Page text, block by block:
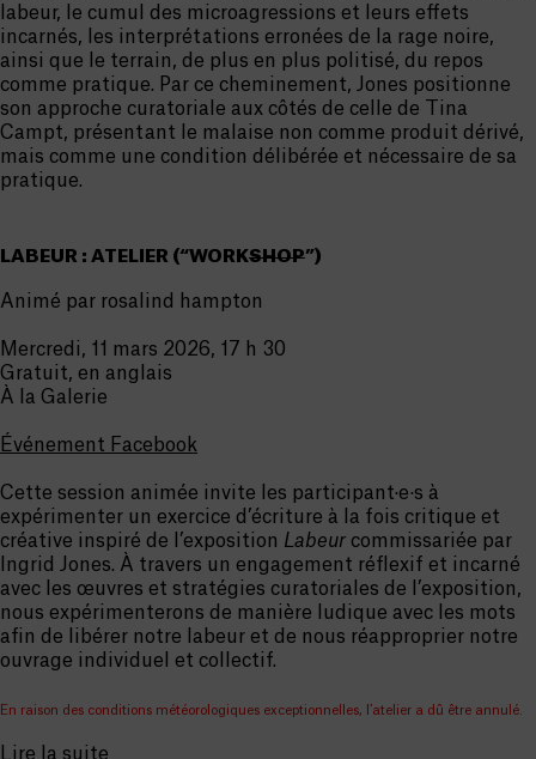
labeur, le cumul des microagressions et leurs effets
incarnés, les interprétations erronées de la rage noire,
ainsi que le terrain, de plus en plus politisé, du repos
comme pratique. Par ce cheminement, Jones positionne
son approche curatoriale aux côtés de celle de Tina
Campt, présentant le malaise non comme produit dérivé,
mais comme une condition délibérée et nécessaire de sa
pratique.
LABEUR : ATELIER (“WORKSHOP”)
Animé par rosalind hampton
Mercredi, 11 mars 2026, 17 h 30
Gratuit, en anglais
À la Galerie
Événement Facebook
Cette session animée invite les participant·e·s à
expérimenter un exercice d’écriture à la fois critique et
créative inspiré de l’exposition Labeur commissariée par
Ingrid Jones. À travers un engagement réflexif et incarné
avec les œuvres et stratégies curatoriales de l’exposition,
nous expérimenterons de manière ludique avec les mots
afin de libérer notre labeur et de nous réapproprier notre
ouvrage individuel et collectif.
En raison des conditions météorologiques exceptionnelles, l’atelier a dû être annulé.
Lire la suite